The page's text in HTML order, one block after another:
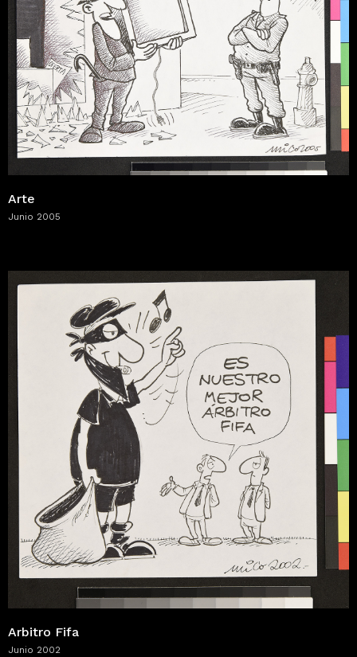
Arte
Junio 2005
Arbitro Fifa
Junio 2002